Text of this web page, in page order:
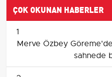
ÇOK OKUNAN HABERLER
1
Merve Özbey
sahnede